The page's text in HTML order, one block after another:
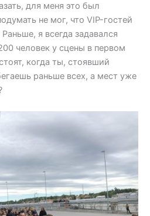
для меня это был
не мог, что VIP-гостей
я всегда задавался
человек у сцены в первом
когда ты, стоявший
раньше всех, а мест уже